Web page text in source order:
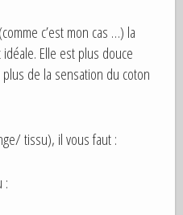
c’est mon cas …) la
Elle est plus douce
de la sensation du coton
tissu), il vous faut :
: